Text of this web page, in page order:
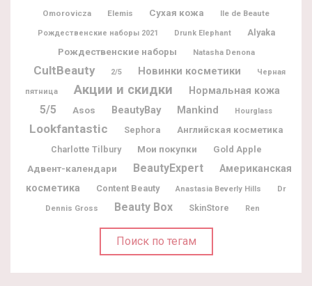
Omorovicza
Elemis Сухая кожа Ile de Beaute
Рождественские наборы 2021 Drunk Elephant Alyaka
Рождественские наборы Natasha Denona
CultBeauty 2/5 Новинки косметики Черная
пятница Акции и скидки Нормальная кожа
5/5 Asos BeautyBay Mankind Hourglass
Lookfantastic Sephora
Английская косметика
Charlotte Tilbury
Мои покупки Gold Apple
Адвент-календари BeautyExpert
Американская
косметика
Content Beauty Anastasia Beverly Hills
Dr
Dennis Gross
Beauty Box SkinStore Ren
Поиск по тегам